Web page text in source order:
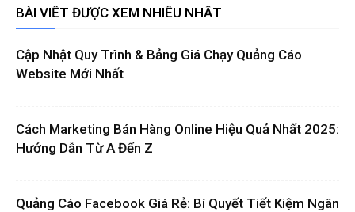
BÀI VIẾT ĐƯỢC XEM NHIỀU NHẤT
Cập Nhật Quy Trình & Bảng Giá Chạy Quảng Cáo
Website Mới Nhất
Cách Marketing Bán Hàng Online Hiệu Quả Nhất 2025:
Hướng Dẫn Từ A Đến Z
Quảng Cáo Facebook Giá Rẻ: Bí Quyết Tiết Kiệm Ngân